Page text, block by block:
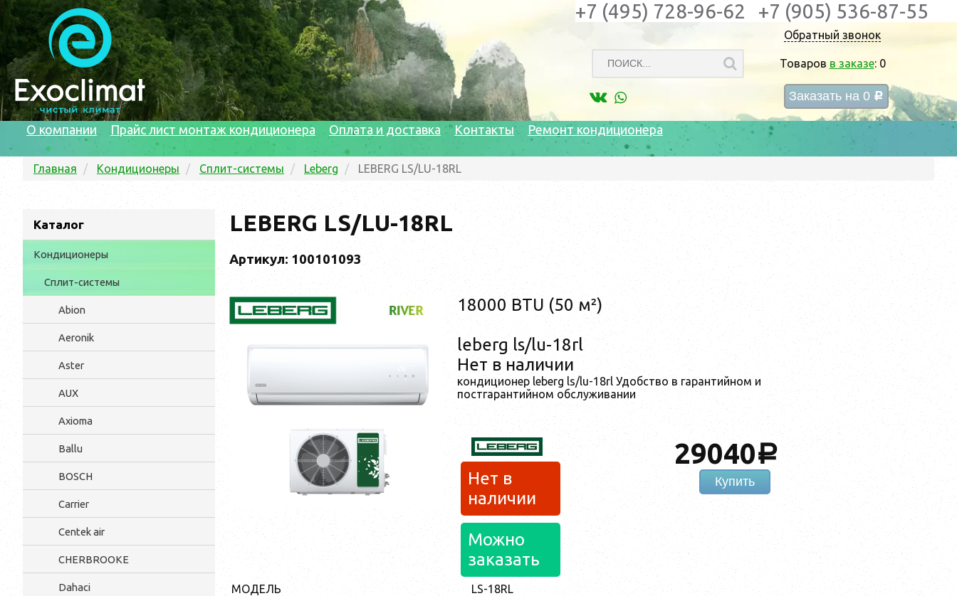
Обратный звонок
Товаров в заказе: 0
Заказать на 0 c
+7 (495) 728-96-62 +7 (905) 536-87-55
О компании Прайс лист монтаж кондиционера Оплата и доставка Контакты Ремонт кондиционера
Главная Кондиционеры Сплит-системы Leberg LEBERG LS/LU-18RL
Каталог
Кондиционеры
Сплит-системы
Abion
Aeronik
Aster
AUX
Axioma
Ballu
BOSCH
Carrier
Centek air
CHERBROOKE
Dahaci
LEBERG LS/LU-18RL
Артикул: 100101093
18000 BTU (50 м²)
leberg ls/lu-18rl
Нет в наличии
кондиционер leberg ls/lu-18rl Удобство в гарантийном и
постгарантийном обслуживании
29040a
Купить
Нет в
наличии
Можно
заказать
МОДЕЛЬ
LS-18RL